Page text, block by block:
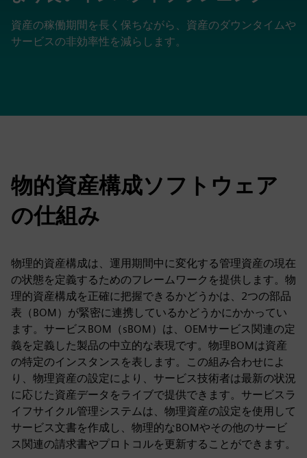
資産の稼働期間を長く保ちながら、資産のダウンタイムや
サービスの非効率性を減らします。
物的資産構成ソフトウェア
の仕組み
物理的資産構成は、運用期間中に変化する管理資産の現在
の状態を定義するためのフレームワークを提供します。物
理的資産構成を正確に把握できるかどうかは、2つの部品
表（BOM）が緊密に連携しているかどうかにかかってい
ます。サービスBOM（sBOM）は、OEMサービス関連の定
義を定義した製品の中立的な表現です。物理BOMは資産
の特定のインスタンスを表します。この組み合わせによ
り、物理資産の設定により、サービス技術者は最新の状況
に応じた資産データをライブで提供できます。サービスラ
イフサイクル管理システムは、物理資産の設定を使用して
サービス文書を作成し、物理的なBOMやその他のサービ
ス関連の請求書やプロトコルを更新することができます。